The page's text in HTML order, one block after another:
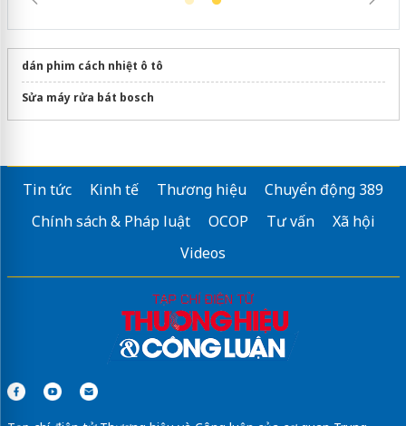
dán phim cách nhiệt ô tô
Sửa máy rửa bát bosch
Tin tức Kinh tế Thương hiệu
Chuyển động 389
Chính sách & Pháp luật
OCOP Tư vấn
Xã hội
Videos